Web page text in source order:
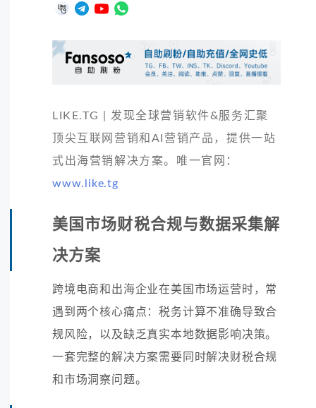
LIKE.TG | 发现全球营销软件&服务汇聚
顶尖互联网营销和AI营销产品，提供一站
式出海营销解决方案。唯一官网：
www.like.tg
美国市场财税合规与数据采集解
决方案
跨境电商和出海企业在美国市场运营时，常
遇到两个核心痛点：税务计算不准确导致合
规风险，以及缺乏真实本地数据影响决策。
一套完整的解决方案需要同时解决财税合规
和市场洞察问题。